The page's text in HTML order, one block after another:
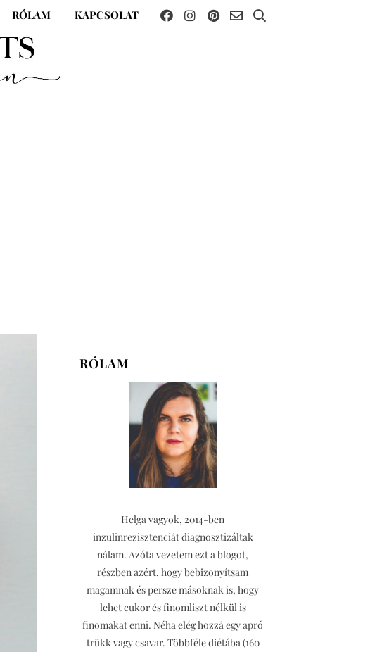
RÓLAM KAPCSOLAT
RÓLAM
Helga vagyok, 2014-ben
inzulinrezisztenciát diagnosztizáltak
nálam. Azóta vezetem ezt a blogot,
részben azért, hogy bebizonyítsam
magamnak és persze másoknak is, hogy
lehet cukor és finomliszt nélkül is
finomakat enni. Néha elég hozzá egy apró
trükk vagy csavar. Többféle diétába (160